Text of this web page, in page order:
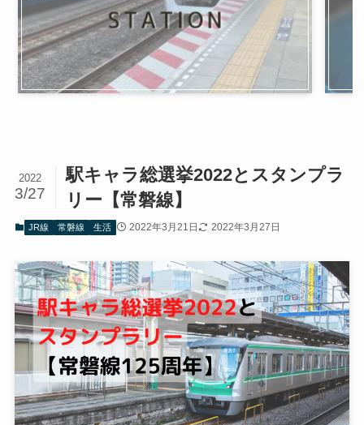
駅キャラ総選挙2022とスタンプラ
リー【常磐線】
2022
3/27
JR線 常磐線 生活 2022年3月21日 2022年3月27日